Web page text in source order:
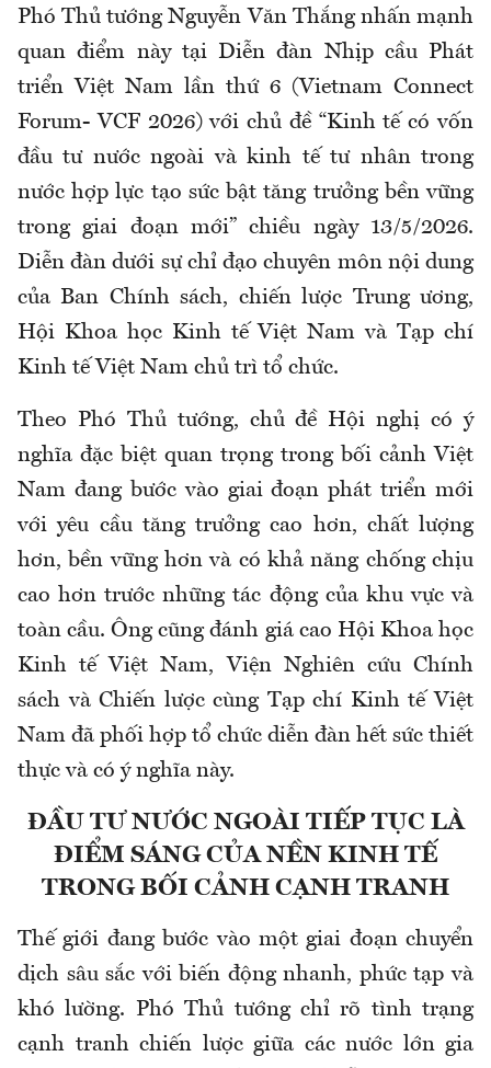
Phó Thủ tướng Nguyễn Văn Thắng nhấn mạnh
quan điểm này tại Diễn đàn Nhịp cầu Phát
triển Việt Nam lần thứ 6 (Vietnam Connect
Forum- VCF 2026) với chủ đề “Kinh tế có vốn
đầu tư nước ngoài và kinh tế tư nhân trong
nước hợp lực tạo sức bật tăng trưởng bền vững
trong giai đoạn mới” chiều ngày 13/5/2026.
Diễn đàn dưới sự chỉ đạo chuyên môn nội dung
của Ban Chính sách, chiến lược Trung ương,
Hội Khoa học Kinh tế Việt Nam và Tạp chí
Kinh tế Việt Nam chủ trì tổ chức.
Theo Phó Thủ tướng, chủ đề Hội nghị có ý
nghĩa đặc biệt quan trọng trong bối cảnh Việt
Nam đang bước vào giai đoạn phát triển mới
với yêu cầu tăng trưởng cao hơn, chất lượng
hơn, bền vững hơn và có khả năng chống chịu
cao hơn trước những tác động của khu vực và
toàn cầu. Ông cũng đánh giá cao Hội Khoa học
Kinh tế Việt Nam, Viện Nghiên cứu Chính
sách và Chiến lược cùng Tạp chí Kinh tế Việt
Nam đã phối hợp tổ chức diễn đàn hết sức thiết
thực và có ý nghĩa này.
ĐẦU TƯ NƯỚC NGOÀI TIẾP TỤC LÀ
ĐIỂM SÁNG CỦA NỀN KINH TẾ
TRONG BỐI CẢNH CẠNH TRANH
Thế giới đang bước vào một giai đoạn chuyển
dịch sâu sắc với biến động nhanh, phức tạp và
khó lường. Phó Thủ tướng chỉ rõ tình trạng
cạnh tranh chiến lược giữa các nước lớn gia